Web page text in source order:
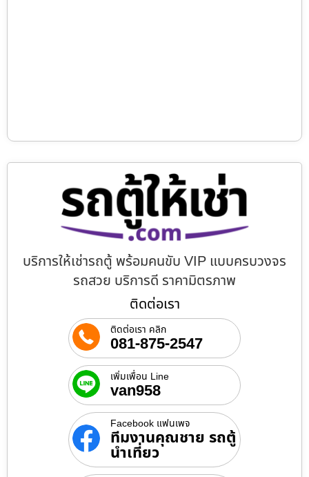
บริการให้เช่ารถตู้ พร้อมคนขับ VIP แบบครบวงจร
รถสวย บริการดี ราคามิตรภาพ
ติดต่อเรา
ติดต่อเรา คลิก
081-875-2547
เพิ่มเพื่อน Line
van958
Facebook แฟนเพจ
ทีมงานคุณชาย รถตู้
นำเที่ยว